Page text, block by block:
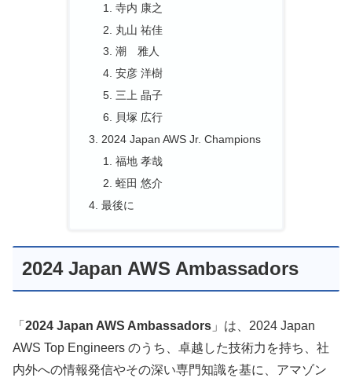
寺内 康之
丸山 祐佳
潮 雅人
安彦 洋樹
三上 晶子
貝塚 広行
2024 Japan AWS Jr. Champions
福地 孝哉
蛭田 悠介
最後に
2024 Japan AWS Ambassadors
「 2024 Japan AWS Ambassadors 」は、2024 Japan
AWS Top Engineers のうち、卓越した技術力を持ち、社
内外への情報発信やその深い専門知識を基に、アマゾン